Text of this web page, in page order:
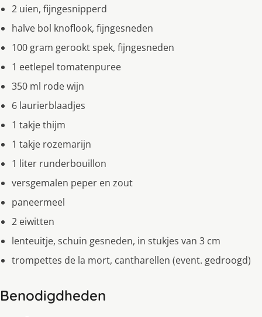
2 uien, fijngesnipperd
halve bol knoflook, fijngesneden
100 gram gerookt spek, fijngesneden
1 eetlepel tomatenpuree
350 ml rode wijn
6 laurierblaadjes
1 takje thijm
1 takje rozemarijn
1 liter runderbouillon
versgemalen peper en zout
paneermeel
2 eiwitten
lenteuitje, schuin gesneden, in stukjes van 3 cm
trompettes de la mort, cantharellen (event. gedroogd)
Benodigdheden